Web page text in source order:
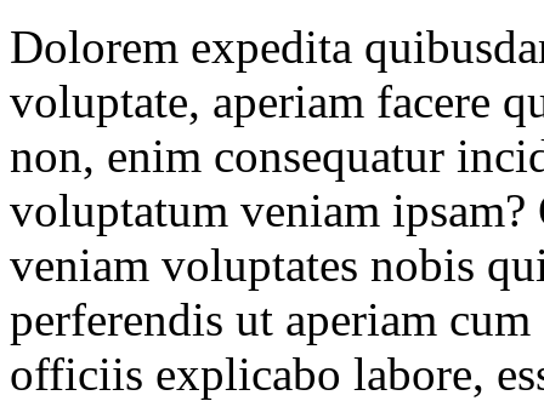
Dolorem expedita
voluptate, aperiam facere
non, enim consequatur
voluptatum veniam
veniam voluptates nobis
perferendis ut aperiam
officiis explicabo labore,